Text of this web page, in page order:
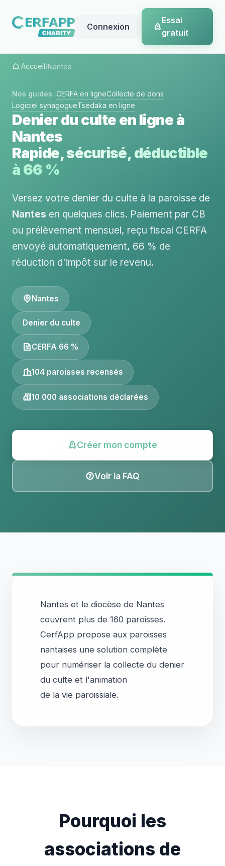
Connexion
Essai
gratuit
Accueil/Nantes
Nos guides :CERFA en ligneCollecte de dons
Logiciel synagogueTsedaka en ligne
Denier du culte en ligne à
Nantes
Rapide, sécurisé, déductible
à 66 %
Versez votre denier du culte à la paroisse de
Nantes en quelques clics. Paiement par CB
ou prélèvement mensuel, reçu fiscal CERFA
envoyé automatiquement, 66 % de
réduction d'impôt sur le revenu.
Nantes
Denier du culte
CERFA 66 %
104 paroisses recensés
10 000 associations déclarées
Créer mon compte
Voir la FAQ
Nantes et le diocèse de Nantes
couvrent plus de 160 paroisses.
CerfApp propose aux paroisses
nantaises une solution complète
pour numériser la collecte du denier
du culte et l'animation
Pourquoi les
associations de